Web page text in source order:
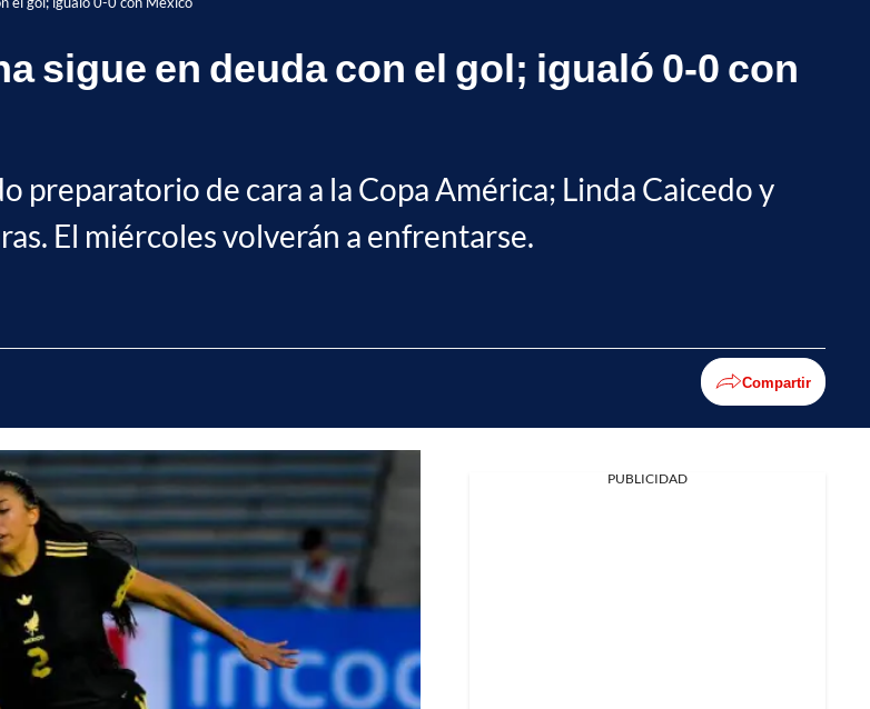
sigue en deuda con el gol; igualó 0-0 con
preparatorio de cara a la Copa América; Linda Caicedo y
El miércoles volverán a enfrentarse.
Compartir
PUBLICIDAD